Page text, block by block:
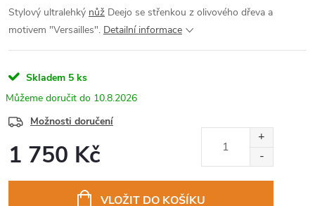
Stylový ultralehký nůž Deejo se střenkou z olivového dřeva a
motivem "Versailles". Detailní informace
Skladem 5 ks
10.8.2026
Možnosti doručení
1 750 Kč
VLOŽIT DO KOŠÍKU